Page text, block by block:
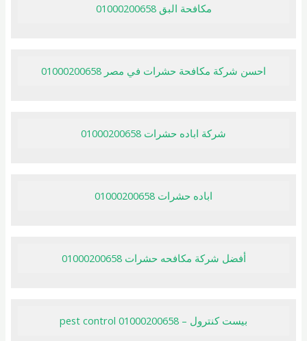
مكافحة البق 01000200658
احسن شركة مكافحة حشرات في مصر 01000200658
شركة اباده حشرات 01000200658
اباده حشرات 01000200658
أفضل شركة مكافحه حشرات 01000200658
بيست كنترول – pest control 01000200658